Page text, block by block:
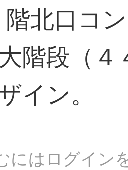
北口コ
階段（
イン。
にはログイン